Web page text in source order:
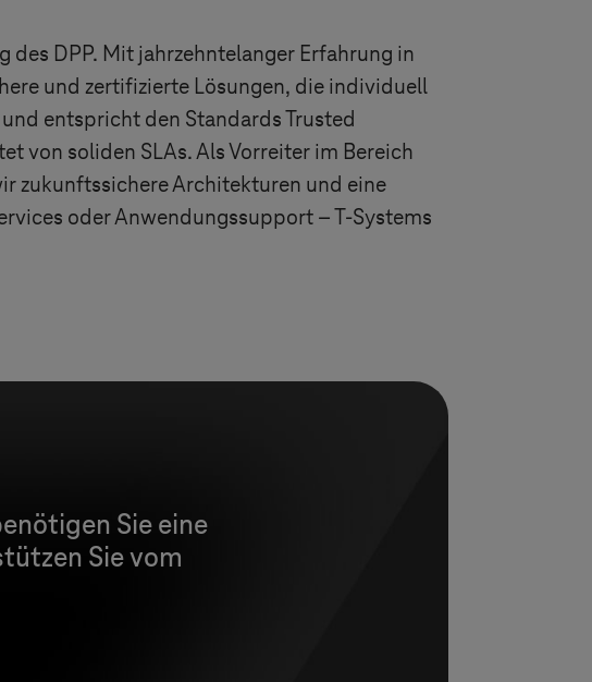
DPP. Mit jahrzehntelanger Erfahrung in
und zertifizierte Lösungen, die individuell
entspricht den Standards Trusted
von soliden SLAs. Als Vorreiter im Bereich
zukunftssichere Architekturen und eine
oder Anwendungssupport –T-Systems
Sie eine
Sie vom